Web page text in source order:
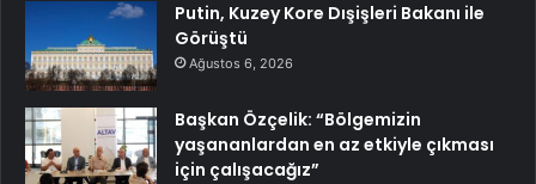
Putin, Kuzey Kore Dışişleri Bakanı ile
Görüştü
Ağustos 6, 2026
Başkan Özçelik: “Bölgemizin
yaşananlardan en az etkiyle çıkması
için çalışacağız”